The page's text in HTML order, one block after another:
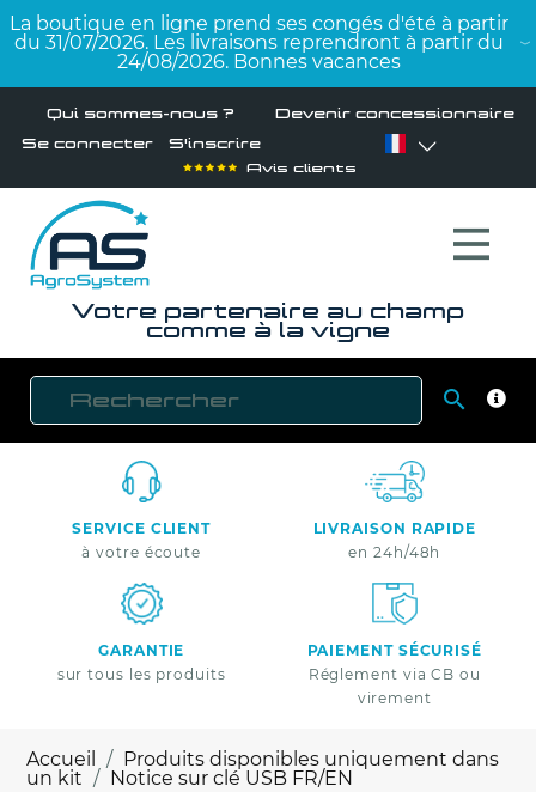
La boutique en ligne prend ses congés d'été à partir
du 31/07/2026. Les livraisons reprendront à partir du
24/08/2026. Bonnes vacances
Qui sommes-nous ? Devenir concessionnaire
Se connecter
S'inscrire
Avis clients
Votre partenaire au champ
comme à la vigne

SERVICE CLIENT
à votre écoute
LIVRAISON RAPIDE
en 24h/48h
GARANTIE
sur tous les produits
PAIEMENT SÉCURISÉ
Réglement via CB ou
virement
Accueil
Produits disponibles uniquement dans
un kit
Notice sur clé USB FR/EN